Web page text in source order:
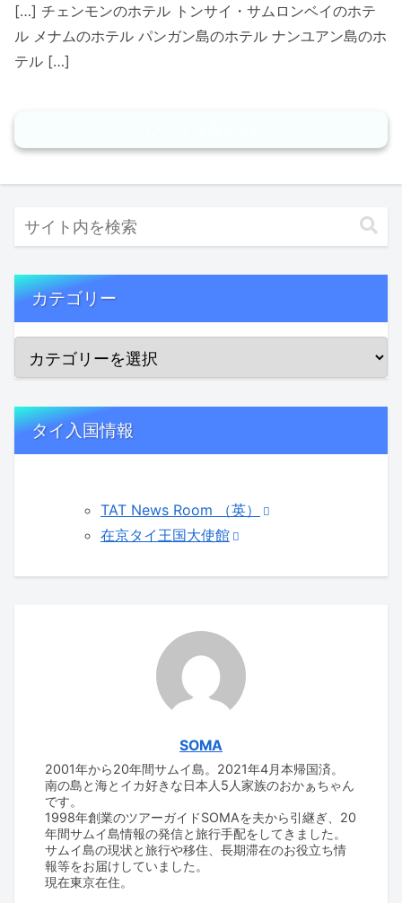
[…] チェンモンのホテル トンサイ・サムロンベイのホテ
ル メナムのホテル パンガン島のホテル ナンユアン島のホ
テル […]
カテゴリー
タイ入国情報
TAT News Room （英）
在京タイ王国大使館
SOMA
2001年から20年間サムイ島。2021年4月本帰国済。
南の島と海とイカ好きな日本人5人家族のおかぁちゃん
です。
1998年創業のツアーガイドSOMAを夫から引継ぎ、20
年間サムイ島情報の発信と旅行手配をしてきました。
サムイ島の現状と旅行や移住、長期滞在のお役立ち情
報等をお届けしていました。
現在東京在住。